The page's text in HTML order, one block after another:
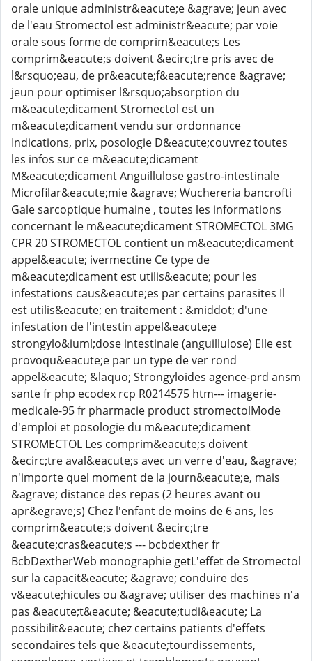
orale unique administr&eacute;e &agrave; jeun avec
de l'eau Stromectol est administr&eacute; par voie
orale sous forme de comprim&eacute;s Les
comprim&eacute;s doivent &ecirc;tre pris avec de
l&rsquo;eau, de pr&eacute;f&eacute;rence &agrave;
jeun pour optimiser l&rsquo;absorption du
m&eacute;dicament Stromectol est un
m&eacute;dicament vendu sur ordonnance
Indications, prix, posologie D&eacute;couvrez toutes
les infos sur ce m&eacute;dicament
M&eacute;dicament Anguillulose gastro-intestinale
Microfilar&eacute;mie &agrave; Wuchereria bancrofti
Gale sarcoptique humaine , toutes les informations
concernant le m&eacute;dicament STROMECTOL 3MG
CPR 20 STROMECTOL contient un m&eacute;dicament
appel&eacute; ivermectine Ce type de
m&eacute;dicament est utilis&eacute; pour les
infestations caus&eacute;es par certains parasites Il
est utilis&eacute; en traitement : &middot; d'une
infestation de l'intestin appel&eacute;e
strongylo&iuml;dose intestinale (anguillulose) Elle est
provoqu&eacute;e par un type de ver rond
appel&eacute; &laquo; Strongyloides agence-prd ansm
sante fr php ecodex rcp R0214575 htm--- imagerie-
medicale-95 fr pharmacie product stromectolMode
d'emploi et posologie du m&eacute;dicament
STROMECTOL Les comprim&eacute;s doivent
&ecirc;tre aval&eacute;s avec un verre d'eau, &agrave;
n'importe quel moment de la journ&eacute;e, mais
&agrave; distance des repas (2 heures avant ou
apr&egrave;s) Chez l'enfant de moins de 6 ans, les
comprim&eacute;s doivent &ecirc;tre
&eacute;cras&eacute;s --- bcbdexther fr
BcbDextherWeb monographie getL'effet de Stromectol
sur la capacit&eacute; &agrave; conduire des
v&eacute;hicules ou &agrave; utiliser des machines n'a
pas &eacute;t&eacute; &eacute;tudi&eacute; La
possibilit&eacute; chez certains patients d'effets
secondaires tels que &eacute;tourdissements,